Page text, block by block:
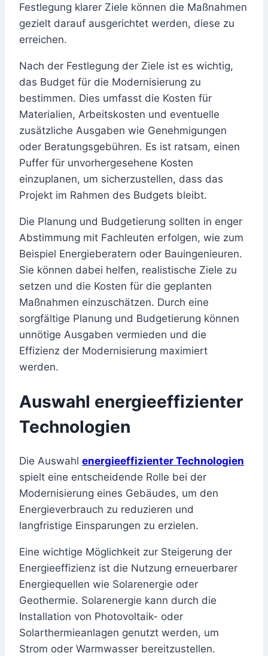
Festlegung klarer Ziele können die Maßnahmen
gezielt darauf ausgerichtet werden, diese zu
erreichen.
Nach der Festlegung der Ziele ist es wichtig,
das Budget für die Modernisierung zu
bestimmen. Dies umfasst die Kosten für
Materialien, Arbeitskosten und eventuelle
zusätzliche Ausgaben wie Genehmigungen
oder Beratungsgebühren. Es ist ratsam, einen
Puffer für unvorhergesehene Kosten
einzuplanen, um sicherzustellen, dass das
Projekt im Rahmen des Budgets bleibt.
Die Planung und Budgetierung sollten in enger
Abstimmung mit Fachleuten erfolgen, wie zum
Beispiel Energieberatern oder Bauingenieuren.
Sie können dabei helfen, realistische Ziele zu
setzen und die Kosten für die geplanten
Maßnahmen einzuschätzen. Durch eine
sorgfältige Planung und Budgetierung können
unnötige Ausgaben vermieden und die
Effizienz der Modernisierung maximiert
werden.
Auswahl energieeffizienter
Technologien
Die Auswahl energieeffizienter Technologien
spielt eine entscheidende Rolle bei der
Modernisierung eines Gebäudes, um den
Energieverbrauch zu reduzieren und
langfristige Einsparungen zu erzielen.
Eine wichtige Möglichkeit zur Steigerung der
Energieeffizienz ist die Nutzung erneuerbarer
Energiequellen wie Solarenergie oder
Geothermie. Solarenergie kann durch die
Installation von Photovoltaik- oder
Solarthermieanlagen genutzt werden, um
Strom oder Warmwasser bereitzustellen.